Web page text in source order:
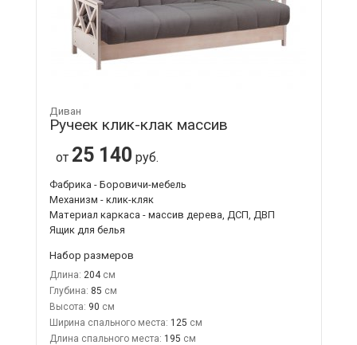
Диван
Ручеек клик-клак массив
от 25 140 руб.
Фабрика - Боровичи-мебель
Механизм - клик-кляк
Материал каркаса - массив дерева, ДСП, ДВП
Ящик для белья
Набор размеров
Длина: 204
Глубина: 85
Высота: 90
Ширина спального места: 125
Длина спального места: 195